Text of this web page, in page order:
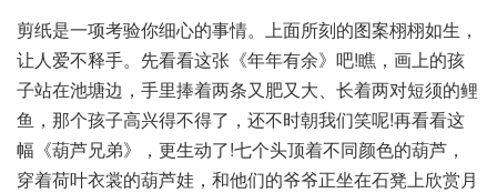
剪纸是一项考验你细心的事情。上面所刻的图案栩栩如生，
让人爱不释手。先看看这张《年年有余》吧!瞧，画上的孩
子站在池塘边，手里捧着两条又肥又大、长着两对短须的鲤
鱼，那个孩子高兴得不得了，还不时朝我们笑呢!再看看这
幅《葫芦兄弟》，更生动了!七个头顶着不同颜色的葫芦，
穿着荷叶衣裳的葫芦娃，和他们的爷爷正坐在石凳上欣赏月